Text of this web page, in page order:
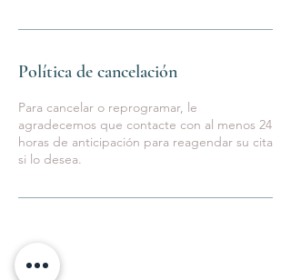
Política de cancelación
Para cancelar o reprogramar, le
agradecemos que contacte con al menos 24
horas de anticipación para reagendar su cita